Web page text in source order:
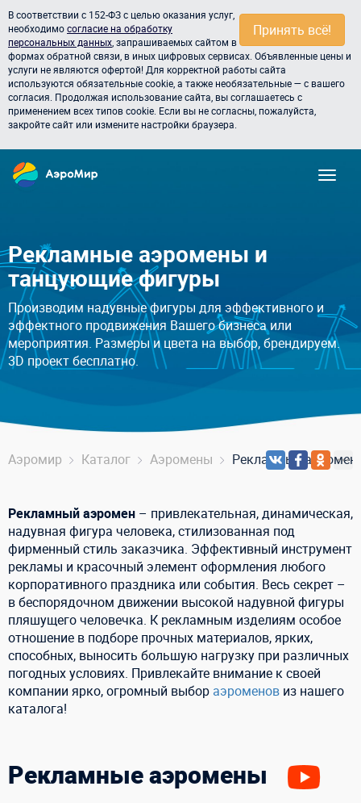
Принять всё!
В соответствии с 152-ФЗ с целью оказания услуг,
необходимосогласие на обработку
персональных данных , запрашиваемых сайтом в
формах обратной связи, в иных цифровых сервисах. Объявленные цены и
услуги не являются офертой! Для корректной работы сайта
используются обязательные cookie, а также необязательные — с вашего
согласия. Продолжая использование сайта, вы соглашаетесь с
применением всех типов cookie. Если вы не согласны, пожалуйста,
закройте сайт или измените настройки браузера.
Рекламные аэромены и
танцующие фигуры
Производим надувные фигуры для эффективного и
эффектного продвижения Вашего бизнеса или
мероприятия. Размеры и цвета на выбор, брендируем.
3D проект бесплатно.
Аэромир Каталог Аэромены Рекламные
Рекламный аэромен – привлекательная, динамическая,
надувная фигура человека, стилизованная под
фирменный стиль заказчика. Эффективный инструмент
рекламы и красочный элемент оформления любого
корпоративного праздника или события. Весь секрет –
в беспорядочном движении высокой надувной фигуры
пляшущего человечка. К рекламным изделиям особое
отношение в подборе прочных материалов, ярких,
способных, выносить большую нагрузку при различных
погодных условиях. Привлекайте внимание к своей
компании ярко, огромный выбор аэроменов из нашего
каталога!
Рекламные аэромены